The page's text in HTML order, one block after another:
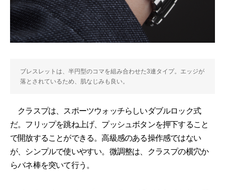
ブレスレットは、半円型のコマを組み合わせた3連タイプ。エッジが
落とされているため、肌なじみも良い。
クラスプは、スポーツウォッチらしいダブルロック式
だ。フリップを跳ね上げ、プッシュボタンを押下すること
で開放することができる。高級感のある操作感ではない
が、シンプルで使いやすい。微調整は、クラスプの横穴か
らバネ棒を突いて行う。